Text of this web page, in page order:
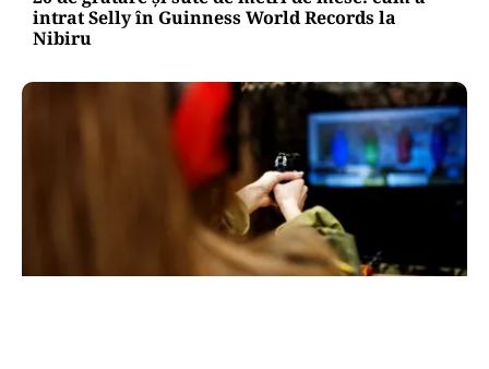
intrat Selly în Guinness World Records la
Nibiru